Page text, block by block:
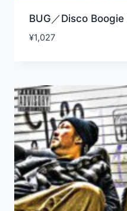
BUG／Disco
¥1,027